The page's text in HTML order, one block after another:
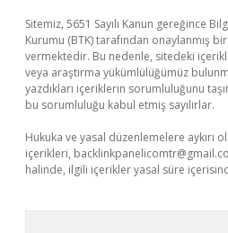
Sitemiz, 5651 Sayılı Kanun gereğince
Kurumu (BTK) tarafından onaylanmış
vermektedir. Bu nedenle, sitedeki
veya araştırma yükümlülüğümüz
yazdıkları içeriklerin sorumluluğunu
bu sorumluluğu kabul etmiş sayılırlar.
Hukuka ve yasal düzenlemelere aykırı
içerikleri,
halinde, ilgili içerikler yasal süre